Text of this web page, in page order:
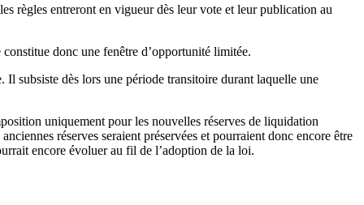
règles entreront en vigueur dès leur vote et leur publication au
donc une fenêtre d’opportunité limitée.
subsiste dès lors une période transitoire durant laquelle une
uniquement pour les nouvelles réserves de liquidation
réserves seraient préservées et pourraient donc encore être
encore évoluer au fil de l’adoption de la loi.